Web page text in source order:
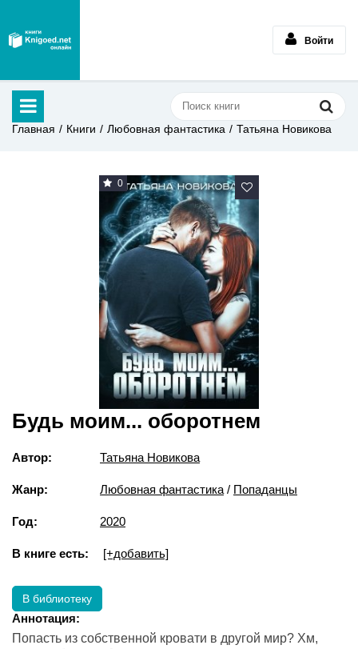
Войти
Главная Книги Любовная фантастика Татьяна Новикова
0
Будь моим... оборотнем
Автор: Татьяна Новикова
Жанр: Любовная фантастика / Попаданцы
Год: 2020
В книге есть: [+добавить]
В библиотеку
Аннотация:
Попасть из собственной кровати в другой мир? Хм,